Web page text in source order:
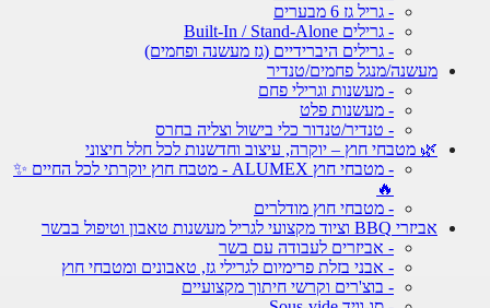
- גריל גז 6 מבערים
- גרילים Built-In / Stand-Alone
- גרילים היברידיים (גז מעשנה ופחמים)
מעשנה/מנגל פחמים/טנדיר
- מעשנות וגרילי פחם
- מעשנות פלט
- טנדיר/טנדור כלי בישול וצליה בחרס
🌿 מטבחי חוץ – יוקרה, עיצוב וחדשנות לכל חלל חיצוני
- מטבחי חוץ ALUMEX - מטבח חוץ יוקרתי לכל החיים ✨
🔥
- מטבחי חוץ מודלרים
אביזרי BBQ וציוד מקצועי לגריל מעשנות טאבון וטיפול בבשר
- אביזרים לעבודה עם בשר
- אבני בזלת פרימיום לגרילי גז, טאבונים ומטבחי חוץ
- בוצ'רים וקרשי חיתוך מקצועיים